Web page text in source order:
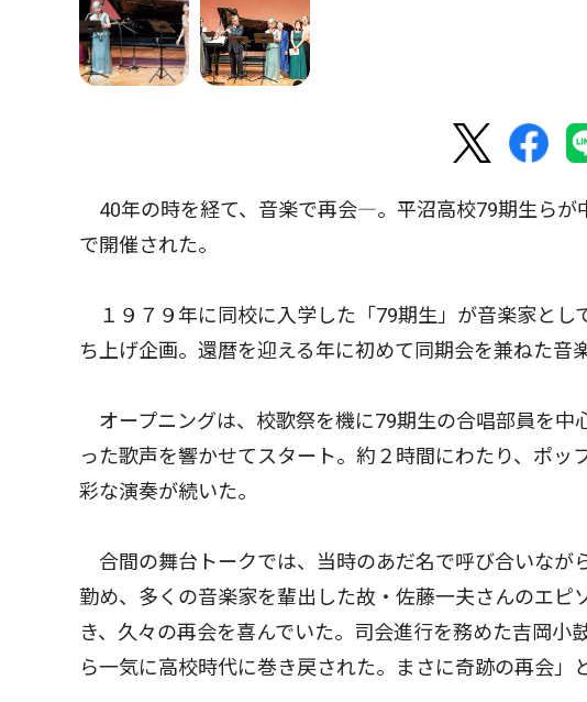
40年の時を経て、音楽で再会―。平沼高校79期生らが
で開催された。
１９７９年に同校に入学した「79期生」が音楽家とし
ち上げ企画。還暦を迎える年に初めて同期会を兼ねた音
オープニングは、校歌祭を機に79期生の合唱部員を中
った歌声を響かせてスタート。約２時間にわたり、ポ
彩な演奏が続いた。
合間の舞台トークでは、当時のあだ名で呼び合いなが
勤め、多くの音楽家を輩出した故・佐藤一夫さんのエ
き、久々の再会を喜んでいた。司会進行を務めた吉岡
ら一気に高校時代に巻き戻された。まさに奇跡の再会」